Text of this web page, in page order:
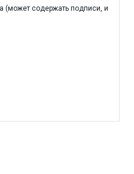
(может содержать подписи, и